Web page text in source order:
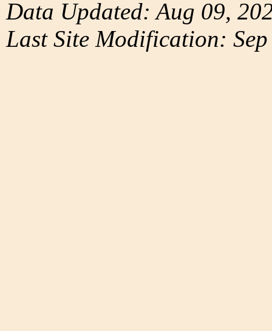
Data Updated: Aug 09,
Last Site Modification: